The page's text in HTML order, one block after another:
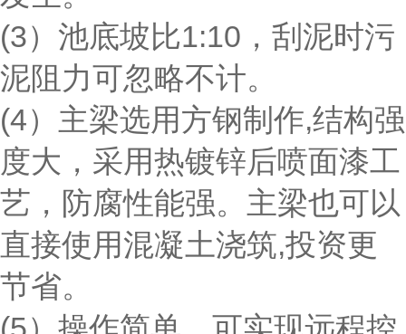
(3）池底坡比1:10，刮泥时污
泥阻力可忽略不计。
(4）主梁选用方钢制作,结构强
度大，采用热镀锌后喷面漆工
艺，防腐性能强。主梁也可以
直接使用混凝土浇筑,投资更
节省。